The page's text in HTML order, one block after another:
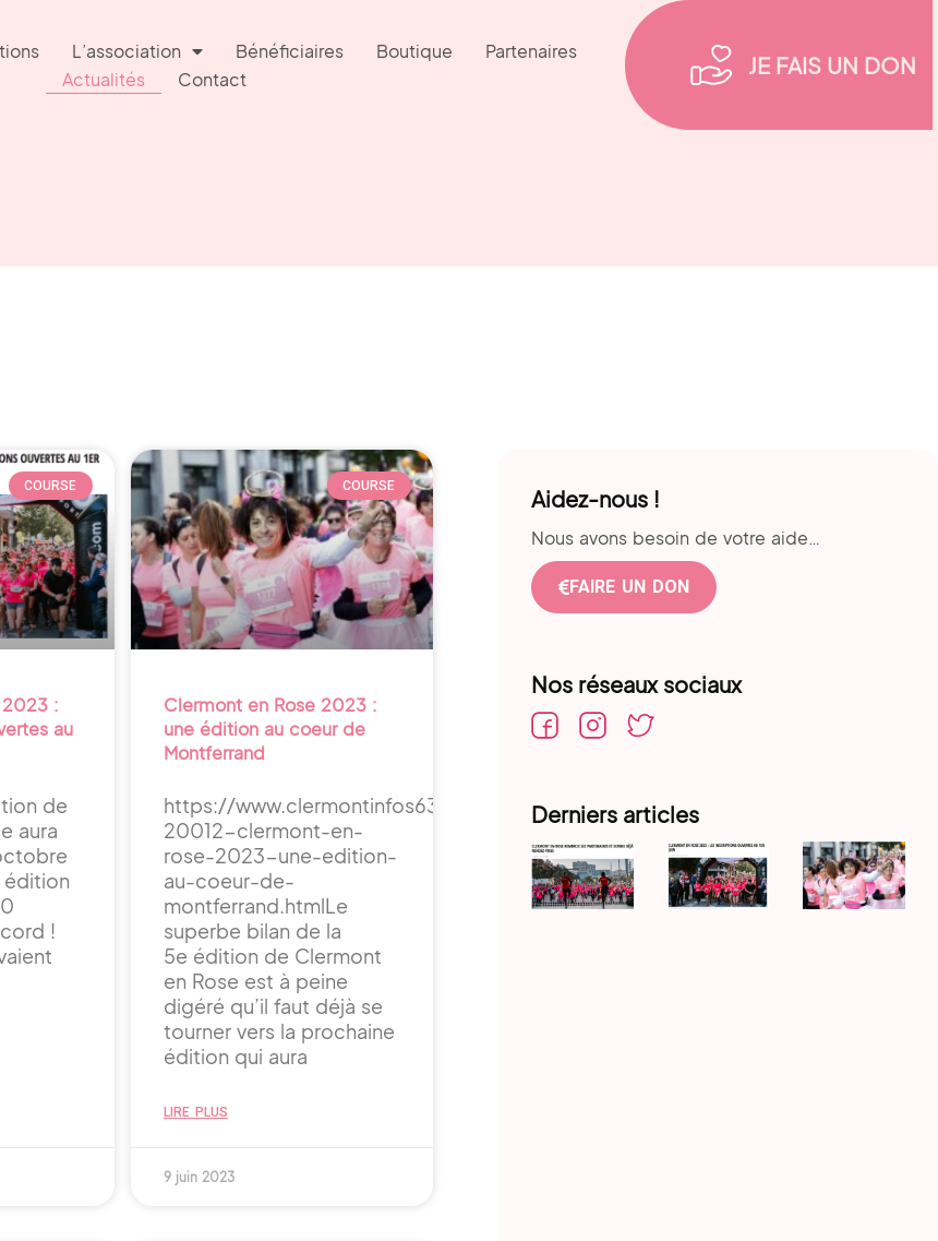
L’association Bénéficiaires Boutique
Partenaires
Actualités
Contact JE FAIS UN DON
COURSE
2023 :
au
de
aura
édition
!
COURSE
Clermont en Rose 2023 :
une édition au coeur de
Montferrand
https://www.clermontinfos63.fr/actualite-
20012-clermont-en-
rose-2023-une-edition-
au-coeur-de-
montferrand.htmlLe
superbe bilan de la
5e édition de Clermont
en Rose est à peine
digéré qu’il faut déjà se
tourner vers la prochaine
édition qui aura
LIRE PLUS
9 juin 2023
Aidez-nous !
Nous avons besoin de votre aide…
FAIRE UN DON
Nos réseaux sociaux​
Derniers articles